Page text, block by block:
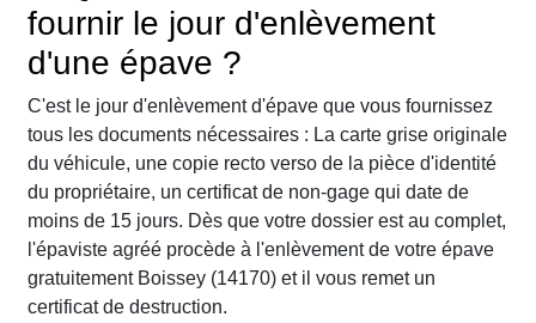
fournir le jour d'enlèvement
d'une épave ?
C'est le jour d'enlèvement d'épave que vous fournissez
tous les documents nécessaires : La carte grise originale
du véhicule, une copie recto verso de la pièce d'identité
du propriétaire, un certificat de non-gage qui date de
moins de 15 jours. Dès que votre dossier est au complet,
l'épaviste agréé procède à l'enlèvement de votre épave
gratuitement Boissey (14170) et il vous remet un
certificat de destruction.